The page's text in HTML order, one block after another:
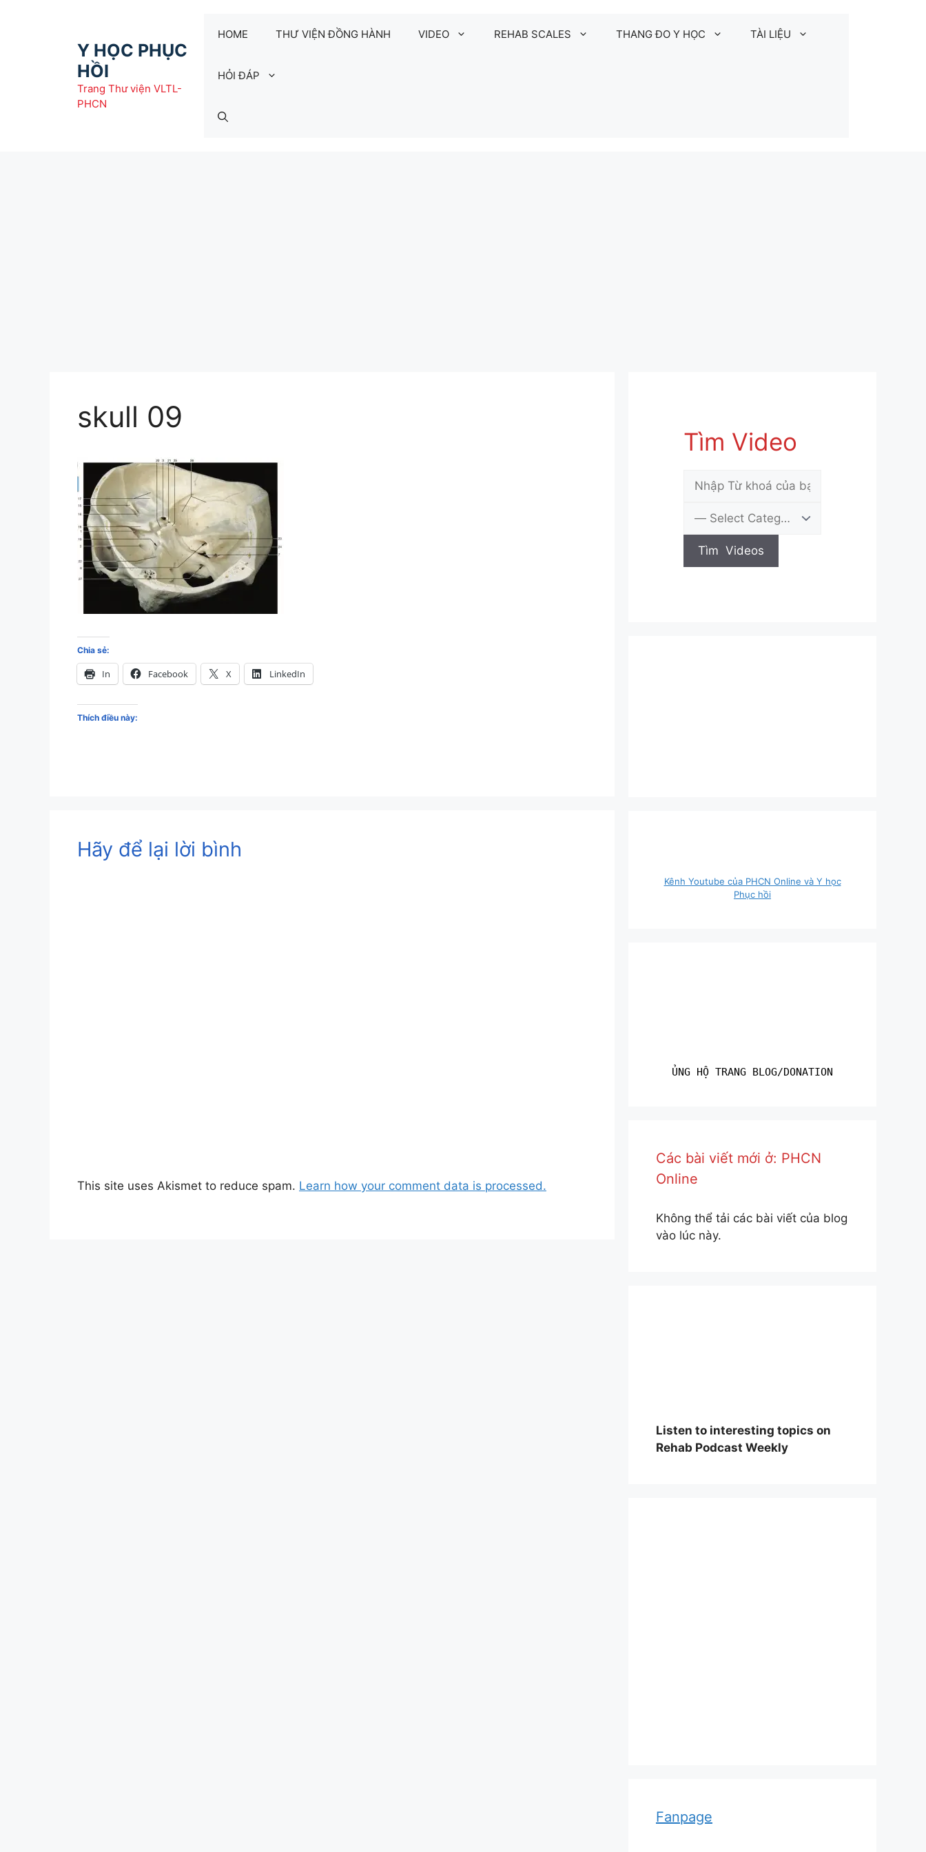
Y HỌC PHỤC
HỒI
Trang Thư viện VLTL-
PHCN
HOME THƯ VIỆN ĐỒNG HÀNH VIDEO REHAB SCALES THANG ĐO Y HỌC TÀI LIỆU
HỎI ĐÁP
skull 09
Chia sẻ:
In Facebook X LinkedIn
Thích điều này:
Hãy để lại lời bình
This site uses Akismet to reduce spam. Learn how your comment data is processed.
Tìm Video
Kênh Youtube của PHCN Online và Y học
Phục hồi
ỦNG HỘ TRANG BLOG/DONATION
Các bài viết mới ở: PHCN
Online
Không thể tải các bài viết của blog
vào lúc này.
Listen to interesting topics on
Rehab Podcast Weekly
Fanpage